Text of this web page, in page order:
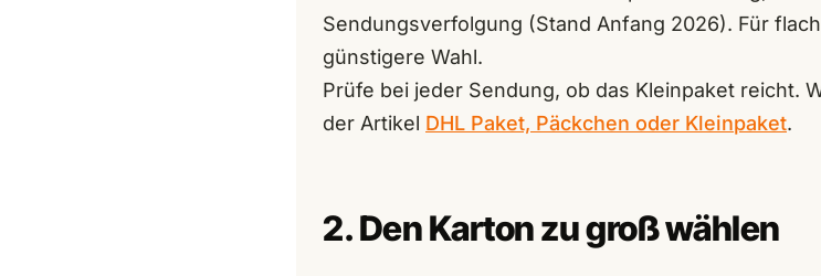
Sendungsverfolgung (Stand Anfang 2026). Für
günstigere Wahl.
Prüfe bei jeder Sendung, ob das Kleinpaket reicht.
der Artikel DHL Paket, Päckchen oder Kleinpaket.
2. Den Karton zu groß wählen